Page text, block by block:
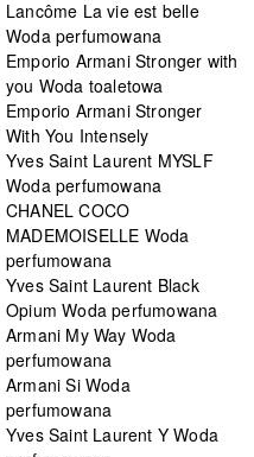
Lancôme La vie est belle
Woda perfumowana
Emporio Armani Stronger with
you Woda toaletowa
Emporio Armani Stronger
With You Intensely
Yves Saint Laurent MYSLF
Woda perfumowana
CHANEL COCO
MADEMOISELLE Woda
perfumowana
Yves Saint Laurent Black
Opium Woda perfumowana
Armani My Way Woda
perfumowana
Armani Si Woda
perfumowana
Yves Saint Laurent Y Woda